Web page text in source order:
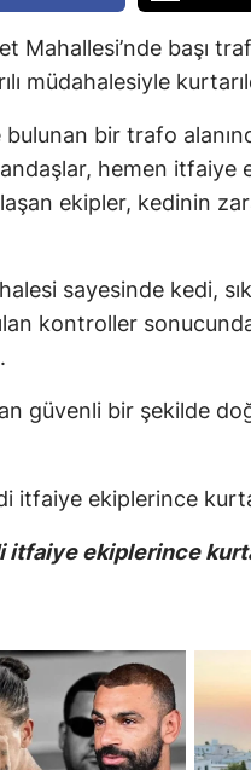
Mahallesi’nde başı
müdahalesiyle
bulunan bir trafo
hemen
ekipler, kedinin
sayesinde kedi,
kontroller
güvenli bir şekilde
itfaiye ekiplerince